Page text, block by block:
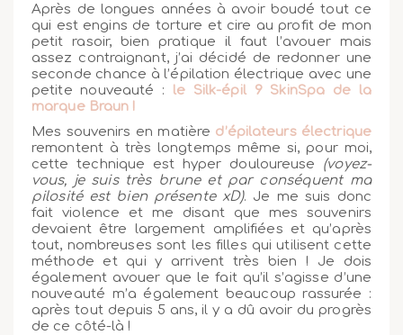
Après de longues années à avoir boudé tout ce
qui est engins de torture et cire au profit de mon
petit rasoir, bien pratique il faut l’avouer mais
assez contraignant, j’ai décidé de redonner une
seconde chance à l’épilation électrique avec une
petite nouveauté : le Silk-épil 9 SkinSpa de la
marque Braun !
Mes souvenirs en matière d’épilateurs électrique
remontent à très longtemps même si, pour moi,
cette technique est hyper douloureuse (voyez-
vous, je suis très brune et par conséquent ma
pilosité est bien présente xD). Je me suis donc
fait violence et me disant que mes souvenirs
devaient être largement amplifiées et qu’après
tout, nombreuses sont les filles qui utilisent cette
méthode et qui y arrivent très bien ! Je dois
également avouer que le fait qu’il s’agisse d’une
nouveauté m’a également beaucoup rassurée :
après tout depuis 5 ans, il y a dû avoir du progrès
de ce côté-là !